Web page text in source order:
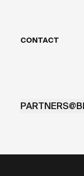
CONTACT